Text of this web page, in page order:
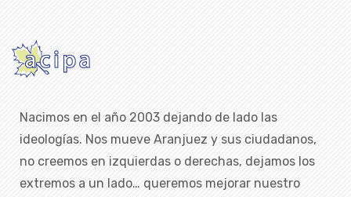
Nacimos en el año 2003 dejando de lado las
ideologías. Nos mueve Aranjuez y sus ciudadanos,
no creemos en izquierdas o derechas, dejamos los
extremos a un lado… queremos mejorar nuestro